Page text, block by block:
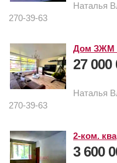
Наталья
270-39-63
Дом ЗЖМ
27 000
Наталья
270-39-63
2-ком.
3 600